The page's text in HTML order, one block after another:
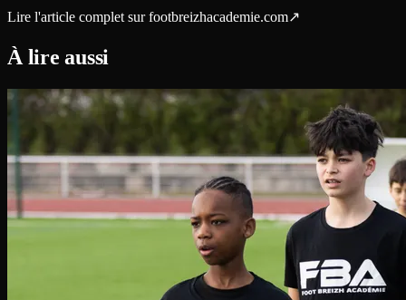
Lire l'article complet sur footbreizhacademie.com↗
À lire aussi